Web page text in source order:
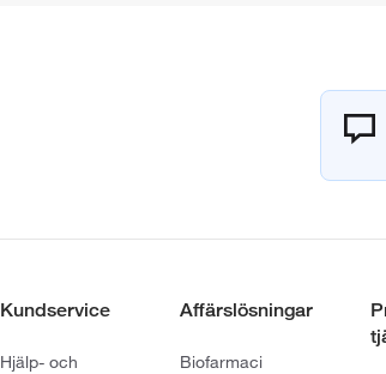
Kundservice
Hjälp- och
Affärslösningar
Biofarmaci